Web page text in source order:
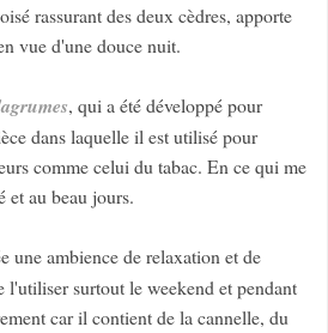
rassurant des deux cèdres, apporte
vue d'une douce nuit.
, qui a été développé pour
dans laquelle il est utilisé pour
comme celui du tabac. En ce qui me
et au beau jours.
une ambience de relaxation et de
l'utiliser surtout le weekend et pendant
car il contient de la cannelle, du